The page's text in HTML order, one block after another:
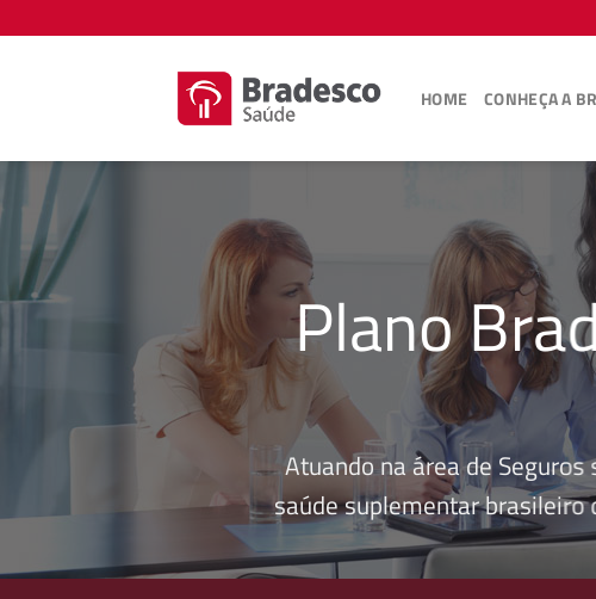
to
HOME CONHEÇA A
Plano
Atuando na área de
saúde suplementar brasileiro